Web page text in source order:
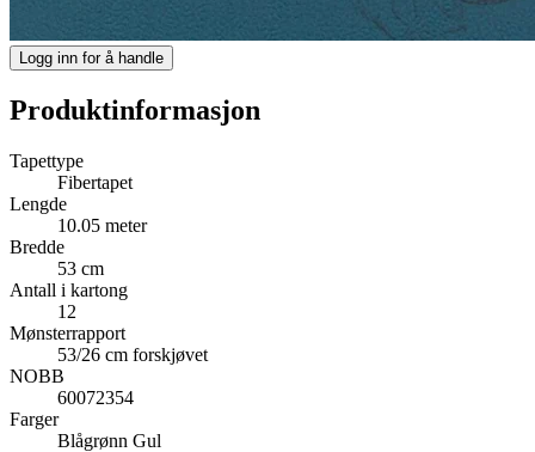
Logg inn for å handle
Produktinformasjon
Tapettype
Fibertapet
Lengde
10.05 meter
Bredde
53 cm
Antall i kartong
12
Mønsterrapport
53/26 cm forskjøvet
NOBB
60072354
Farger
Blågrønn Gul